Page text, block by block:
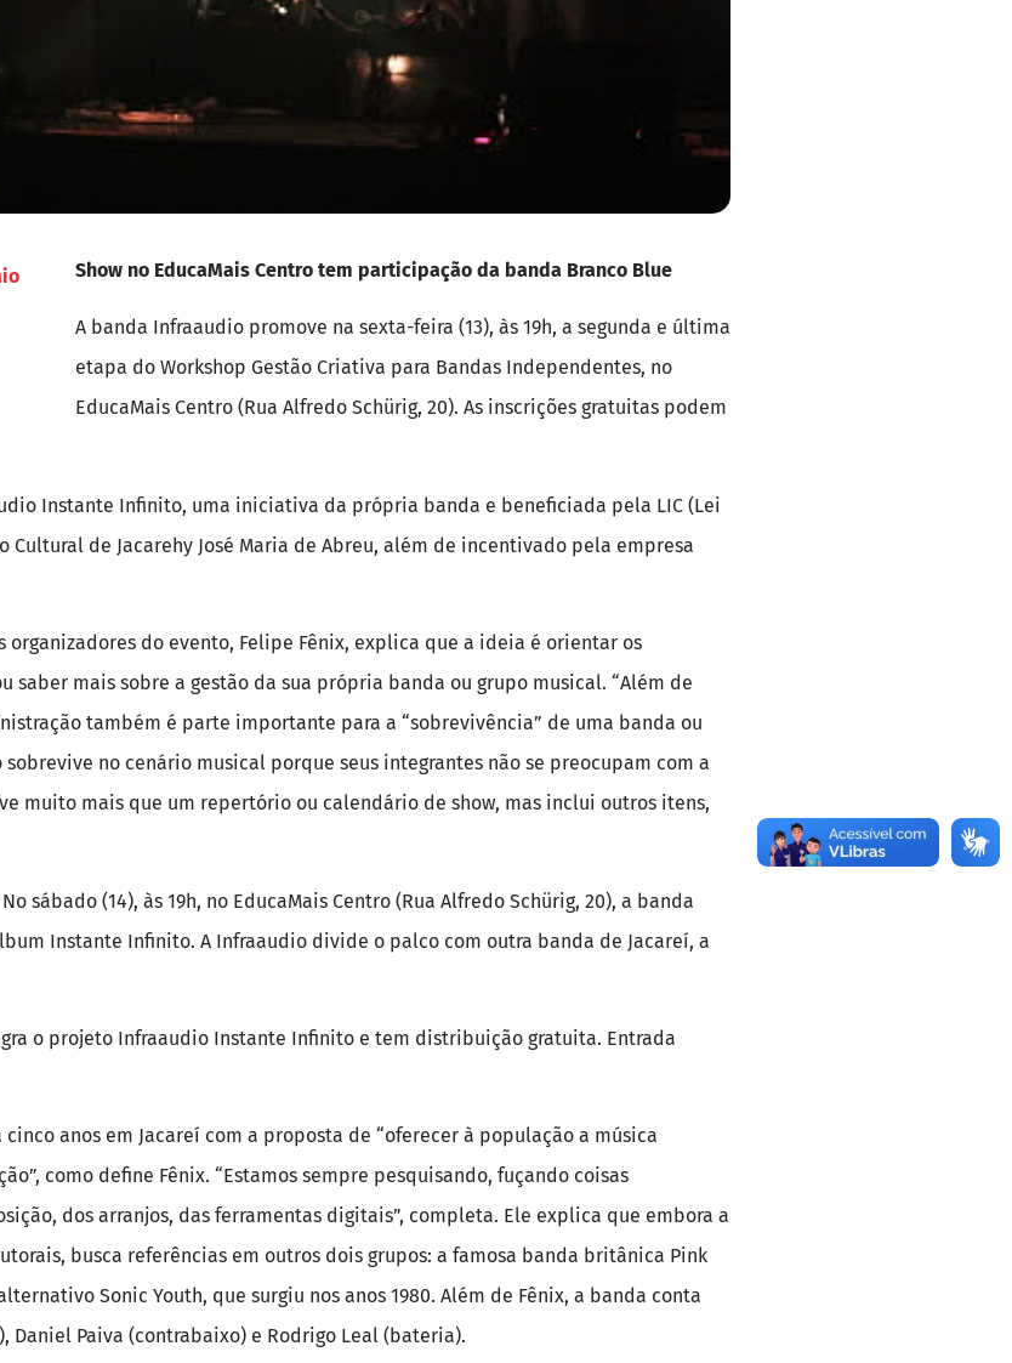
Show no EducaMais Centro tem participação da banda Branco Blue
A banda Infraaudio promove na sexta-feira (13), às 19h, a segunda e última
etapa do Workshop Gestão Criativa para Bandas Independentes, no
EducaMais Centro (Rua Alfredo Schürig, 20). As inscrições gratuitas podem
Instante Infinito, uma iniciativa da própria banda e beneficiada pela LIC (Lei
Cultural de Jacarehy José Maria de Abreu, além de incentivado pela empresa
do evento, Felipe Fênix, explica que a ideia é orientar os
saber mais sobre a gestão da sua própria banda ou grupo musical. “Além de
também é parte importante para a “sobrevivência” de uma banda ou
no cenário musical porque seus integrantes não se preocupam com a
muito mais que um repertório ou calendário de show, mas inclui outros itens,
sábado (14), às 19h, no EducaMais Centro (Rua Alfredo Schürig, 20), a banda
Instante Infinito. A Infraaudio divide o palco com outra banda de Jacareí, a
o projeto Infraaudio Instante Infinito e tem distribuição gratuita. Entrada
anos em Jacareí com a proposta de “oferecer à população a música
como define Fênix. “Estamos sempre pesquisando, fuçando coisas
dos arranjos, das ferramentas digitais”, completa. Ele explica que embora a
busca referências em outros dois grupos: a famosa banda britânica Pink
Sonic Youth, que surgiu nos anos 1980. Além de Fênix, a banda conta
Daniel Paiva (contrabaixo) e Rodrigo Leal (bateria).